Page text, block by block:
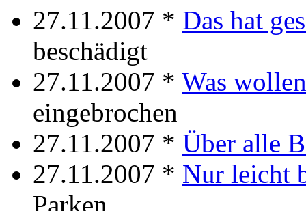
27.11.2007 * Das hat
beschädigt
27.11.2007 * Was
eingebrochen
27.11.2007 * Über alle
27.11.2007 * Nur leicht
Parken